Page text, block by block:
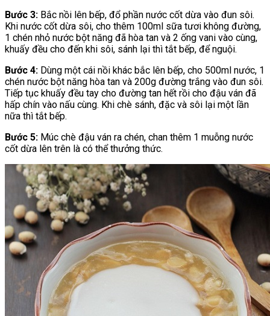
Bước 3: Bắc nồi lên bếp, đổ phần nước cốt dừa vào đun sôi.
Khi nước cốt dừa sôi, cho thêm 100ml sữa tươi không đường,
1 chén nhỏ nước bột năng đã hòa tan và 2 ống vani vào cùng,
khuấy đều cho đến khi sôi, sánh lại thì tắt bếp, để nguội.
Bước 4: Dùng một cái nồi khác bắc lên bếp, cho 500ml nước, 1
chén nước bột năng hòa tan và 200g đường trắng vào đun sôi.
Tiếp tục khuấy đều tay cho đường tan hết rồi cho đậu ván đã
hấp chín vào nấu cùng. Khi chè sánh, đặc và sôi lại một lần
nữa thì tắt bếp.
Bước 5: Múc chè đậu ván ra chén, chan thêm 1 muỗng nước
cốt dừa lên trên là có thể thưởng thức.